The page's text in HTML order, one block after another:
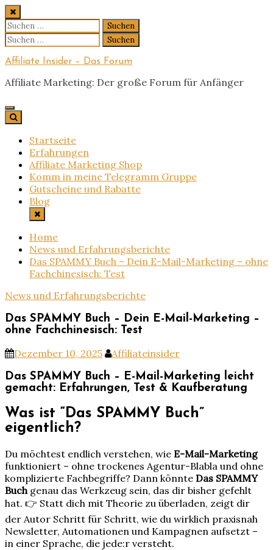
Skip
to
content
Suchen
nach:
Suchen
nach:
Affiliate Insider – Das Forum
Affiliate Marketing: Der große Forum für Anfänger
Startseite
Erfahrungen
Affiliate Marketing Shop
Komm in meine Telegramm Gruppe
Gutscheine und Rabatte
Blog
Home
News und Erfahrungsberichte
Das SPAMMY Buch – Dein E-Mail-Marketing – ohne
Fachchinesisch: Test
News und Erfahrungsberichte
Das SPAMMY Buch – Dein E-Mail-Marketing –
ohne Fachchinesisch: Test
Dezember 10, 2025 Affiliateinsider
Das SPAMMY Buch – E-Mail-Marketing leicht
gemacht: Erfahrungen, Test & Kaufberatung
Was ist “Das SPAMMY Buch”
eigentlich?
Du möchtest endlich verstehen, wie E-Mail-Marketing
funktioniert – ohne trockenes Agentur-Blabla und ohne
komplizierte Fachbegriffe? Dann könnte Das SPAMMY
Buch genau das Werkzeug sein, das dir bisher gefehlt
hat. 👉 Statt dich mit Theorie zu überladen, zeigt dir
der Autor Schritt für Schritt, wie du wirklich praxisnah
Newsletter, Automationen und Kampagnen aufsetzt –
in einer Sprache, die jede:r versteht.